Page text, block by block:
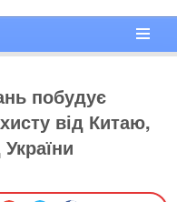
побудує
від Китаю,